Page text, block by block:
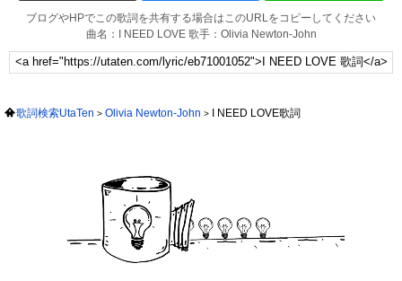
ブログやHPでこの歌詞を共有する場合はこのURLをコピーしてください
曲名：I NEED LOVE 歌手：Olivia Newton-John
歌詞検索UtaTen Olivia Newton-John I NEED LOVE歌詞